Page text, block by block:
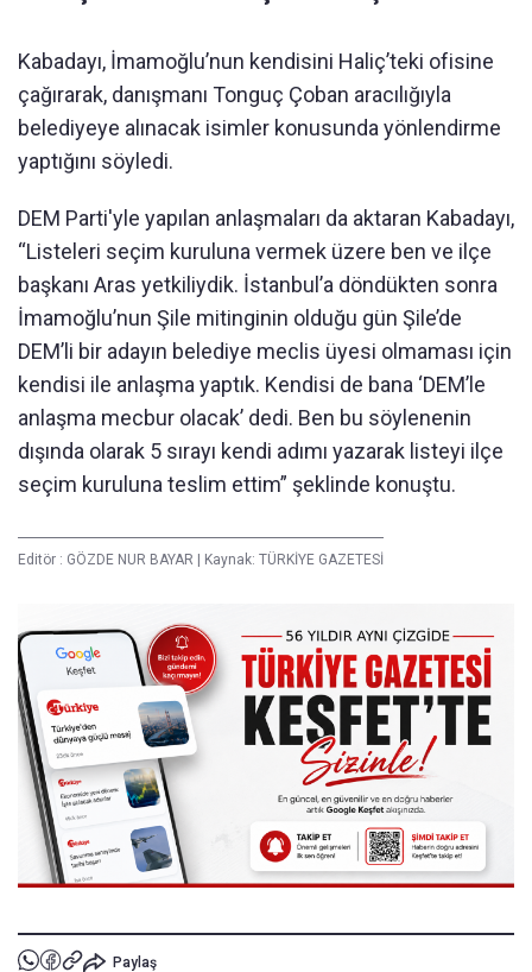
Kabadayı, İmamoğlu’nun kendisini Haliç’teki ofisine
çağırarak, danışmanı Tonguç Çoban aracılığıyla
belediyeye alınacak isimler konusunda yönlendirme
yaptığını söyledi.
DEM Parti'yle yapılan anlaşmaları da aktaran Kabadayı,
“Listeleri seçim kuruluna vermek üzere ben ve ilçe
başkanı Aras yetkiliydik. İstanbul’a döndükten sonra
İmamoğlu’nun Şile mitinginin olduğu gün Şile’de
DEM’li bir adayın belediye meclis üyesi olmaması için
kendisi ile anlaşma yaptık. Kendisi de bana ‘DEM’le
anlaşma mecbur olacak’ dedi. Ben bu söylenenin
dışında olarak 5 sırayı kendi adımı yazarak listeyi ilçe
seçim kuruluna teslim ettim” şeklinde konuştu.
Editör : GÖZDE NUR BAYAR | Kaynak: TÜRKİYE GAZETESİ
Paylaş